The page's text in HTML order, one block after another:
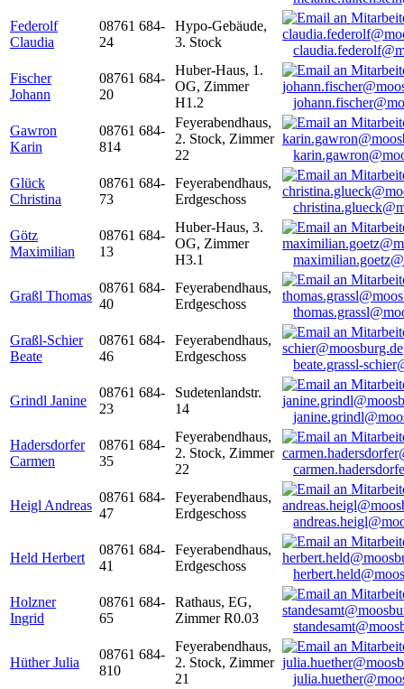
Federolf
Claudia
08761 684-
24
Hypo-Gebäude,
3. Stock
Fischer
Johann
08761 684-
20
Huber-Haus, 1.
OG, Zimmer
H1.2
Gawron
Karin
08761 684-
814
Feyerabendhaus,
2. Stock, Zimmer
22
Glück
Christina
08761 684-
73
Feyerabendhaus,
Erdgeschoss
Götz
Maximilian
08761 684-
13
Huber-Haus, 3.
OG, Zimmer
H3.1
Graßl Thomas
08761 684-
40
Feyerabendhaus,
Erdgeschoss
Graßl-Schier
Beate
08761 684-
46
Feyerabendhaus,
Erdgeschoss
beate.grassl-
Grindl Janine
08761 684-
23
Sudetenlandstr.
14
Hadersdorfer
Carmen
08761 684-
35
Feyerabendhaus,
2. Stock, Zimmer
22
Heigl Andreas
08761 684-
47
Feyerabendhaus,
Erdgeschoss
Held Herbert
08761 684-
41
Feyerabendhaus,
Erdgeschoss
Holzner
Ingrid
08761 684-
65
Rathaus, EG,
Zimmer R0.03
Hüther Julia
08761 684-
810
Feyerabendhaus,
2. Stock, Zimmer
21